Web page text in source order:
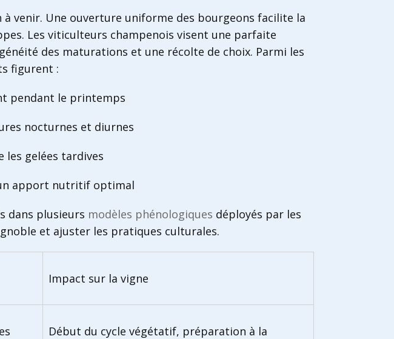
à venir. Une ouverture uniforme des bourgeons facilite la
Les viticulteurs champenois visent une parfaite
des maturations et une récolte de choix. Parmi les
figurent :
pendant le printemps
nocturnes et diurnes
gelées tardives
apport nutritif optimal
dans plusieurs modèles phénologiques déployés par les
et ajuster les pratiques culturales.
Impact sur la vigne
Début du cycle végétatif, préparation à la